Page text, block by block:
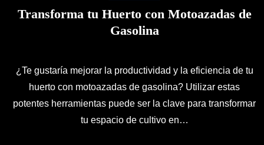
Transforma tu Huerto con Motoazadas de
Gasolina
¿Te gustaría mejorar la productividad y la eficiencia de tu
huerto con motoazadas de gasolina? Utilizar estas
potentes herramientas puede ser la clave para transformar
tu espacio de cultivo en…